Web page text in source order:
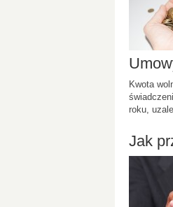
Kwota
roku,
Jak